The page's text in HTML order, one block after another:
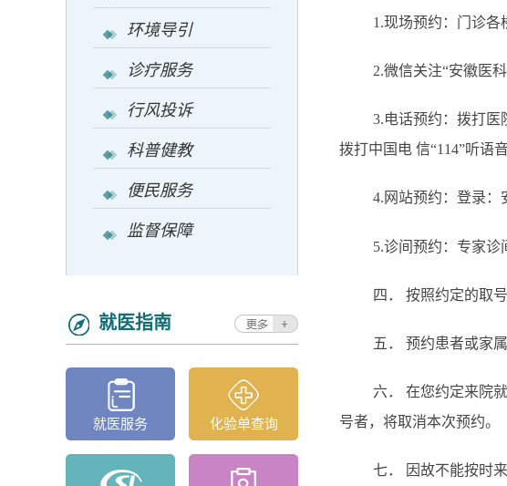
环境导引
诊疗服务
行风投诉
科普健教
便民服务
监督保障
就医指南
就医服务 化验单查询
1.现场预约：门诊各
2.微信关注“安徽医
3.电话预约：拨打医
拨打中国电 信“114”听语
4.网站预约：登录：
5.诊间预约：专家诊
四． 按照约定的取
五． 预约患者或家
六． 在您约定来院
号者，将取消本次预约。
七． 因故不能按时